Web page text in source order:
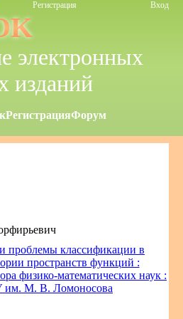
Регистрация Вход
электронных
изданий
РегистрацияФорум
проблемы классификации в
пространств функций :
физико-математических наук :
им. М. В. Ломоносова